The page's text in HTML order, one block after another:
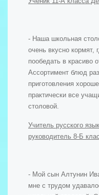
- Наша школьная
очень вкусно кормят,
пообедать в красиво
Ассортимент блюд
приготовления
практически все
столовой.
Учитель русского
руководитель 8-Б
- Мой сын Алтунин
мне с трудом